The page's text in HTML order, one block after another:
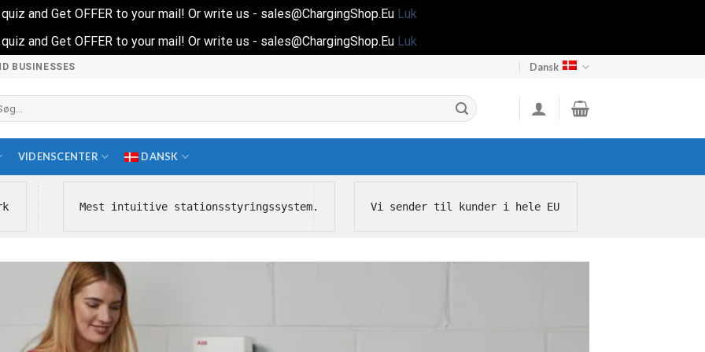
and Get OFFER to your mail! Or write us - sales@ChargingShop.Eu Luk
and Get OFFER to your mail! Or write us - sales@ChargingShop.Eu Luk
BUSINESSES Dansk
VIDENSCENTER DANSK
Mest intuitive stationsstyringssystem. Vi sender til kunder i hele EU